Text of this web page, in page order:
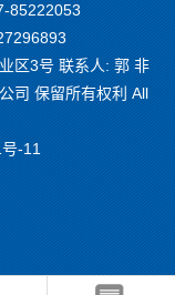
85222053
区3号 联系人: 郭 非
司 保留所有权利 All
-11